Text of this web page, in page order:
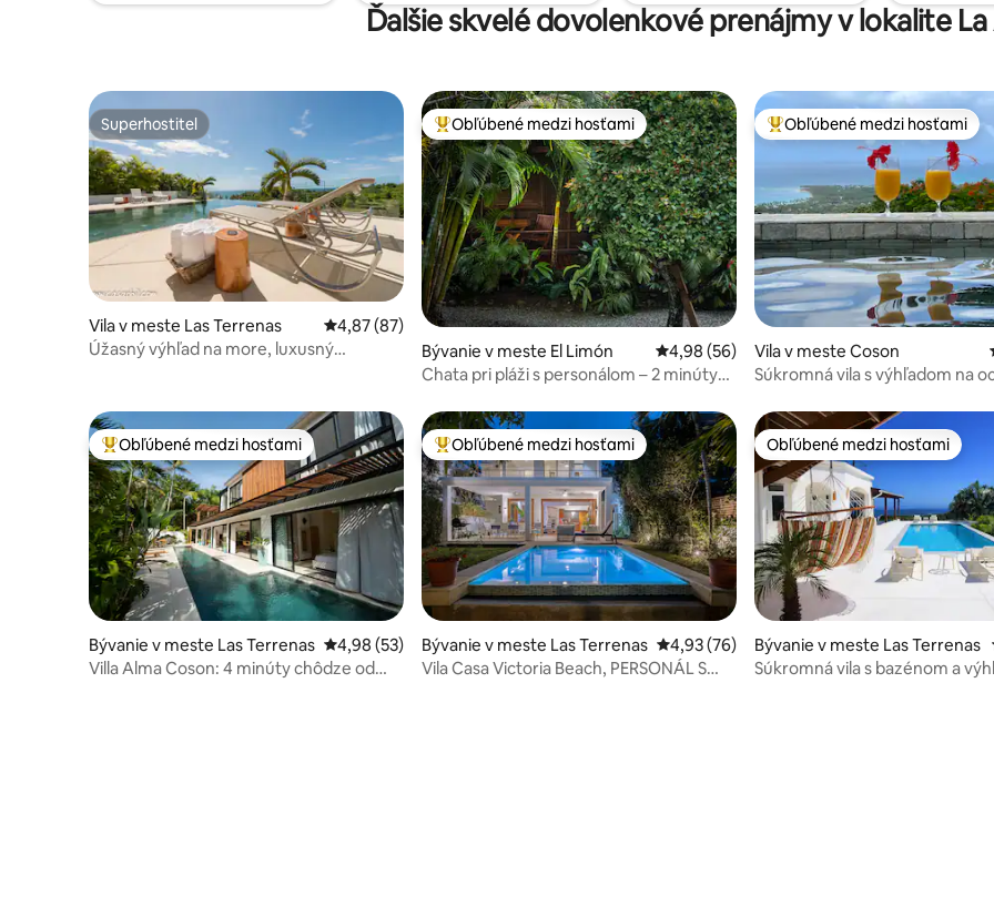
Ďalšie skvelé dovolenkové prenájmy v lokalite
Superhostiteľ
Superhostiteľ
Vila v meste Las Terrenas Priemerné ohodnotenie 4,87 z 5, počet hodnotení: 87
4,87 (87)
Úžasný výhľad na more, luxusný
Najobľúbenejšie medzi hosťami
Obľúbené medzi hosťami
Bývanie v meste El Limón Priemerné ohodnotenie 4,98 z 5, počet
4,98 (56)
Chata pri pláži s personálom – 2 minúty
Najobľúbenejšie medzi hosťami
Obľúbené medzi hosťami
Vila v meste Coson
Súkromná vila s výhľadom na
Najobľúbenejšie medzi hosťami
Obľúbené medzi hosťami
Bývanie v meste Las Terrenas Priemerné ohodnotenie 4,98 z 5, počet hodnotení: 53
4,98 (53)
Villa Alma Coson: 4 minúty chôdze od
Najobľúbenejšie medzi hosťami
Obľúbené medzi hosťami
Bývanie v meste Las Terrenas Priemerné ohodnotenie 4,93 z 5, počet
4,93 (76)
Vila Casa Victoria Beach, PERSONÁL S
Obľúbené medzi hosťami
Obľúbené medzi hosťami
Bývanie v meste Las Terrenas
Súkromná vila s bazénom a